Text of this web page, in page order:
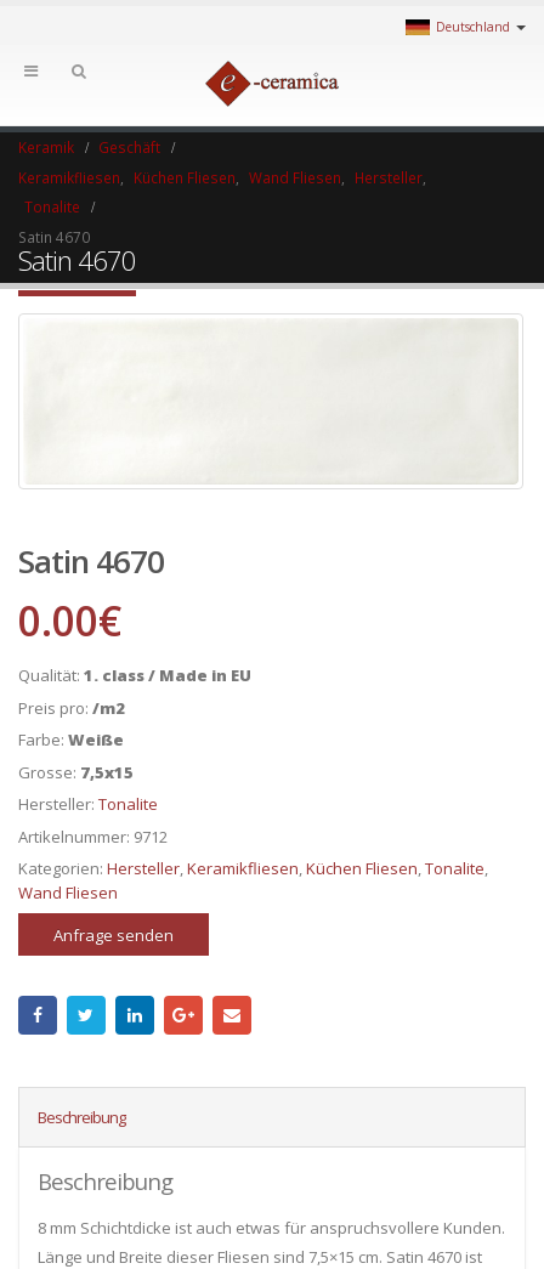
Deutschland
Keramik
Geschäft
Keramikfliesen
Küchen Fliesen Wand Fliesen Hersteller
Tonalite
Satin 4670
Satin 4670
Satin 4670
0.00€
Qualität: 1. class / Made in EU
Preis pro: /m2
Farbe: Weiße
Grosse: 7,5x15
Hersteller: Tonalite
Artikelnummer: 9712
Kategorien: Hersteller,Keramikfliesen,Küchen Fliesen,Tonalite,
Wand Fliesen
Anfrage senden
Beschreibung
Beschreibung
8 mm Schichtdicke ist auch etwas für anspruchsvollere Kunden.
Länge und Breite dieser Fliesen sind 7,5×15 cm. Satin 4670 ist